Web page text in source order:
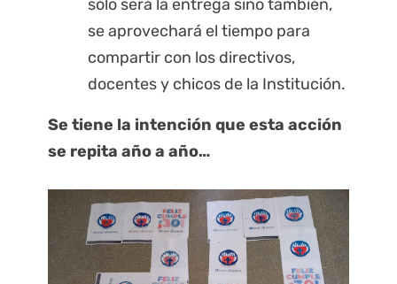
sólo será la entrega sino también,
se aprovechará el tiempo para
compartir con los directivos,
docentes y chicos de la Institución.
Se tiene la intención que esta acción
se repita año a año…